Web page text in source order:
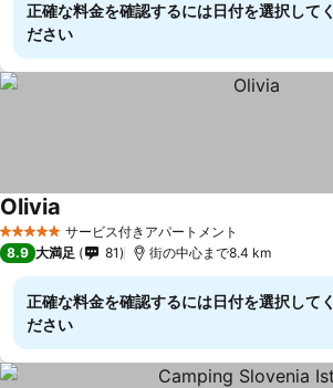
正確な料金を確認するには日付を選択してく
ださい
5 ホテルのランクサービス付きアパートメント
Olivia
8.9 大満足 81 街の中心まで8.4 km
正確な料金を確認するには日付を選択してく
ださい